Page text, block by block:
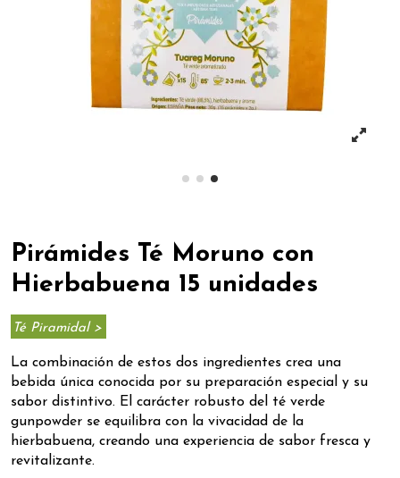
Pirámides Té Moruno con
Hierbabuena 15 unidades
Té Piramidal >
La combinación de estos dos ingredientes crea una
bebida única conocida por su preparación especial y su
sabor distintivo. El carácter robusto del té verde
gunpowder se equilibra con la vivacidad de la
hierbabuena, creando una experiencia de sabor fresca y
revitalizante.